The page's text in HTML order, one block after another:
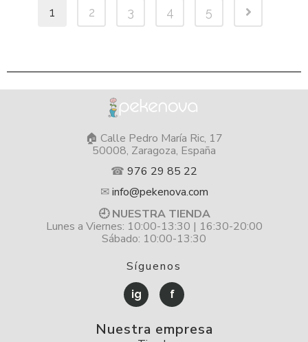
1 2 3 4 5
🏠 Calle Pedro María Ric, 17
50008, Zaragoza, España
☎ 976 29 85 22
✉info@pekenova.com
🕘 NUESTRA TIENDA
Lunes a Viernes: 10:00-13:30 | 16:30-20:00
Sábado: 10:00-13:30
Síguenos
ig f
Nuestra empresa